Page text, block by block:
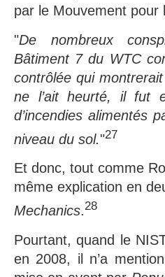
par le Mouvement pour
"De nombreux
Bâtiment 7 du WTC
contrôlée qui montrerait
ne l’ait heurté, il fut
d’incendies alimentés
niveau du sol."27
Et donc, tout comme
même explication en
Mechanics.28
Pourtant, quand le
en 2008, il n’a